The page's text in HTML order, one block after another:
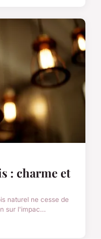
: charme et
naturel ne cesse de
sur l'impac...